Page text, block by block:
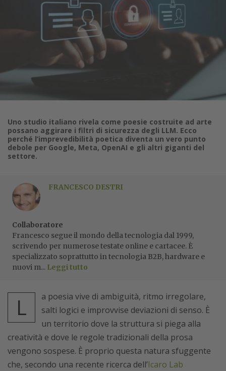
Uno studio italiano rivela come poesie costruite ad arte
possano aggirare i filtri di sicurezza degli LLM. Ecco
perché l’imprevedibilità poetica diventa un vero punto
debole per Google, Meta, OpenAI e gli altri giganti del
settore.
FRANCESCO DESTRI
Collaboratore
Francesco segue il mondo della tecnologia dal 1999,
scrivendo per numerose testate online e cartacee. È
specializzato soprattutto in tecnologia B2B, hardware e
nuovi m... Leggi tutto
L
a poesia vive di ambiguità, ritmo irregolare,
salti logici e improvvise deviazioni di senso. È
un territorio dove la struttura si piega alla
creatività e dove le regole tradizionali della prosa
vengono sospese. È proprio questa natura sfuggente
che, secondo una recente ricerca dell’Icaro Lab